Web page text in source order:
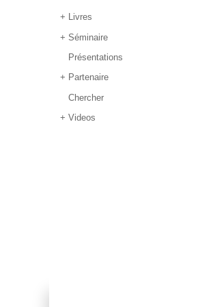
Livres
Séminaire
Présentations
Partenaire
Chercher
Videos